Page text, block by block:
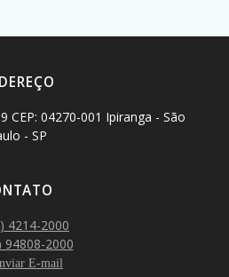
CEP: 04270-001 Ipiranga - São
- SP
4214-2000
2000
E-mail